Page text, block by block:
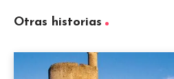
Otras historias